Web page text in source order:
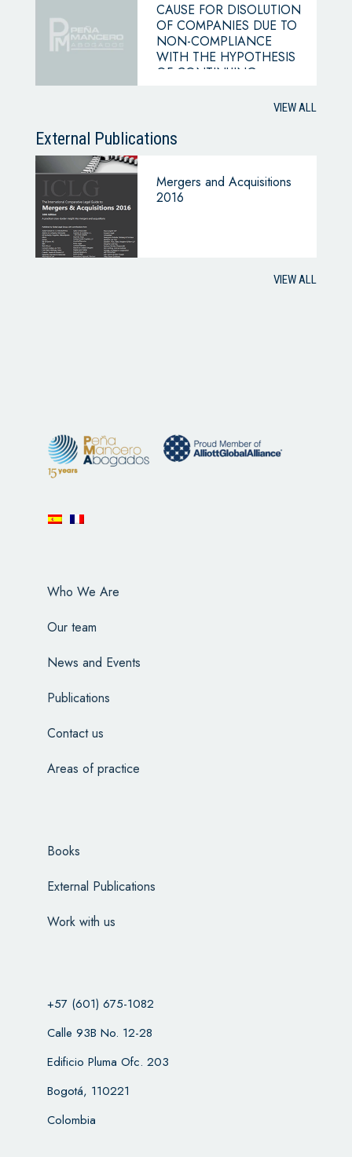
CAUSE FOR DISOLUTION
OF COMPANIES DUE TO
NON-COMPLIANCE
WITH THE HYPOTHESIS
OF CONTINUING
VIEW ALL
External Publications
Mergers and Acquisitions
2016
VIEW ALL
Who We Are
Our team
News and Events
Publications
Contact us
Areas of practice
Books
External Publications
Work with us
+57 (601) 675-1082
Calle 93B No. 12-28
Edificio Pluma Ofc. 203
Bogotá, 110221
Colombia